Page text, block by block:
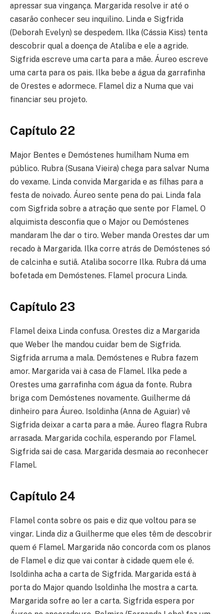
apressar sua vingança. Margarida resolve ir até o
casarão conhecer seu inquilino. Linda e Sigfrida
(Deborah Evelyn) se despedem. Ilka (Cássia Kiss) tenta
descobrir qual a doença de Ataliba e ele a agride.
Sigfrida escreve uma carta para a mãe. Áureo escreve
uma carta para os pais. Ilka bebe a água da garrafinha
de Orestes e adormece. Flamel diz a Numa que vai
financiar seu projeto.
Capítulo 22
Major Bentes e Demóstenes humilham Numa em
público. Rubra (Susana Vieira) chega para salvar Numa
do vexame. Linda convida Margarida e as filhas para a
festa de noivado. Áureo sente pena do pai. Linda fala
com Sigfrida sobre a atração que sente por Flamel. O
alquimista desconfia que o Major ou Demóstenes
mandaram lhe dar o tiro. Weber manda Orestes dar um
recado à Margarida. Ilka corre atrás de Demóstenes só
de calcinha e sutiã. Ataliba socorre Ilka. Rubra dá uma
bofetada em Demóstenes. Flamel procura Linda.
Capítulo 23
Flamel deixa Linda confusa. Orestes diz a Margarida
que Weber lhe mandou cuidar bem de Sigfrida.
Sigfrida arruma a mala. Demóstenes e Rubra fazem
amor. Margarida vai à casa de Flamel. Ilka pede a
Orestes uma garrafinha com água da fonte. Rubra
briga com Demóstenes novamente. Guilherme dá
dinheiro para Áureo. Isoldinha (Anna de Aguiar) vê
Sigfrida deixar a carta para a mãe. Áureo flagra Rubra
arrasada. Margarida cochila, esperando por Flamel.
Sigfrida sai de casa. Margarida desmaia ao reconhecer
Flamel.
Capítulo 24
Flamel conta sobre os pais e diz que voltou para se
vingar. Linda diz a Guilherme que eles têm de descobrir
quem é Flamel. Margarida não concorda com os planos
de Flamel e diz que vai contar à cidade quem ele é.
Isoldinha acha a carta de Sigfrida. Margarida está à
porta do Major quando lsoldinha lhe mostra a carta.
Margarida sofre ao ler a carta. Sigfrida espera por